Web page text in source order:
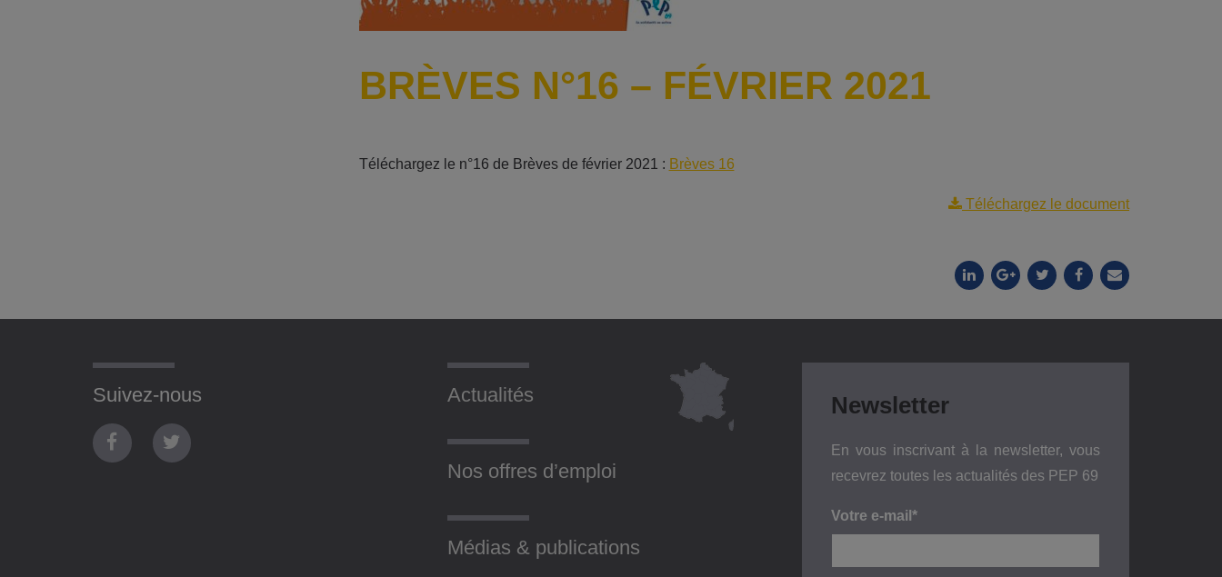
BRÈVES N°16 – FÉVRIER 2021
Téléchargez le n°16 de Brèves de février 2021 : Brèves 16
Téléchargez le document
Suivez-nous Actualités
Nos offres d’emploi
Médias & publications
Newsletter
En vous inscrivant à la newsletter, vous
recevrez toutes les actualités des PEP 69
Votre e-mail*